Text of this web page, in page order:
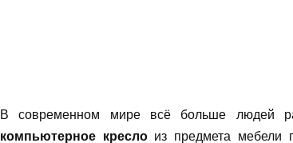
В современном мире всё больше людей
компьютерное креслоиз предмета мебели